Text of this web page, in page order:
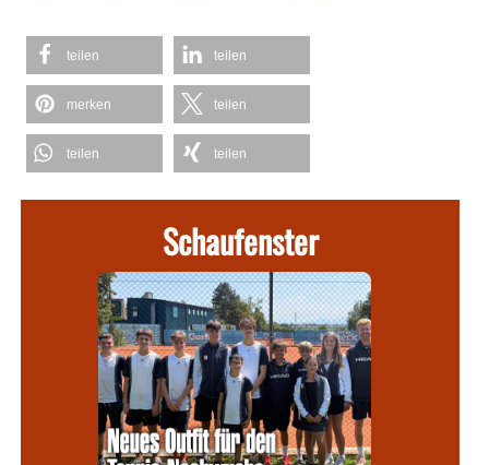
teilen teilen
merken teilen
teilen teilen
Schaufenster